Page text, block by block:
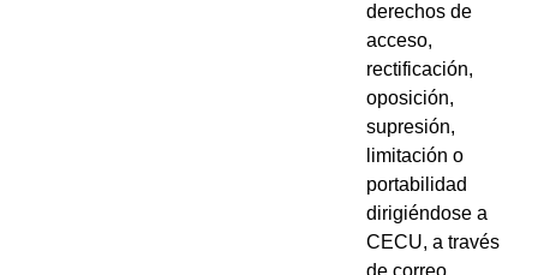
derechos de
acceso,
rectificación,
oposición,
supresión,
limitación o
portabilidad
dirigiéndose a
CECU, a través
de correo